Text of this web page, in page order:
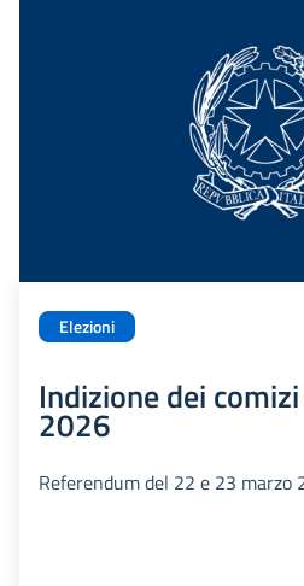
Elezioni
Indizione dei
2026
Referendum del 22 e 23 marzo